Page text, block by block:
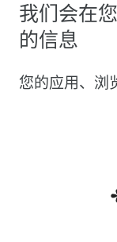
我们会在
的信息
您的应用、浏